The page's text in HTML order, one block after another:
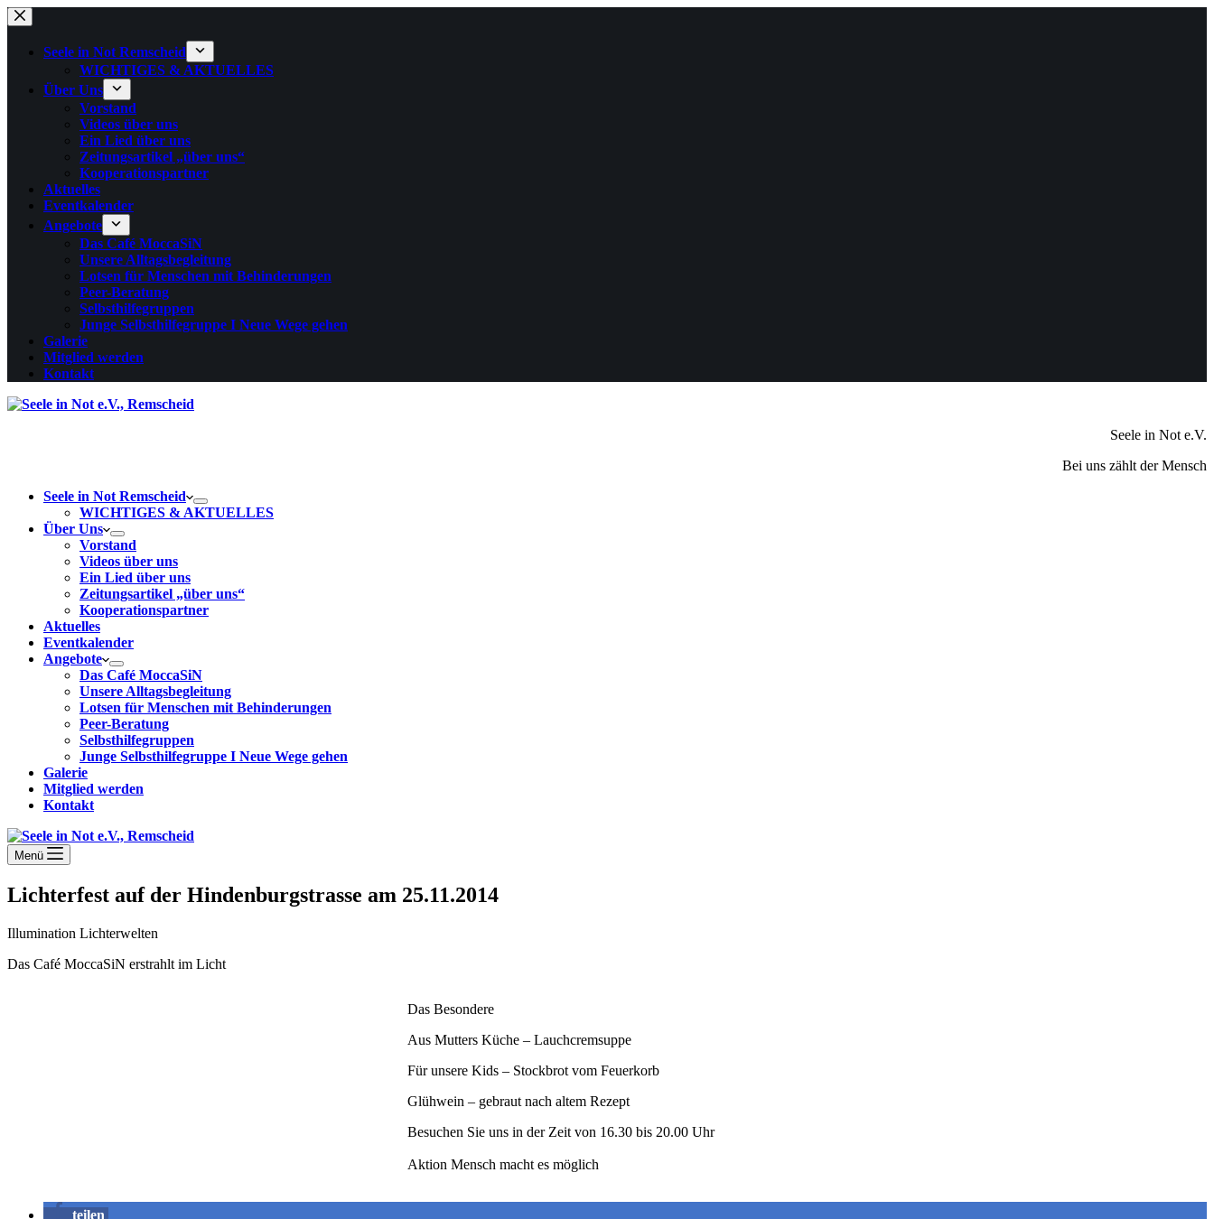
Zum
Inhalt
springenSeele in Not Remscheid
WICHTIGES & AKTUELLES
Über Uns
Vorstand
Videos über uns
Ein Lied über uns
Zeitungsartikel „über uns“
Kooperationspartner
Aktuelles
Eventkalender
Angebote
Das Café MoccaSiN
Unsere Alltagsbegleitung
Lotsen für Menschen mit Behinderungen
Peer-Beratung
Selbsthilfegruppen
Junge Selbsthilfegruppe I Neue Wege gehen
Galerie
Mitglied werden
Kontakt
Seele in Not e.V.
Bei uns zählt der Mensch
Seele in Not Remscheid
WICHTIGES & AKTUELLES
Über Uns
Vorstand
Videos über uns
Ein Lied über uns
Zeitungsartikel „über uns“
Kooperationspartner
Aktuelles
Eventkalender
Angebote
Das Café MoccaSiN
Unsere Alltagsbegleitung
Lotsen für Menschen mit Behinderungen
Peer-Beratung
Selbsthilfegruppen
Junge Selbsthilfegruppe I Neue Wege gehen
Galerie
Mitglied werden
Kontakt
Menü
Lichterfest auf der Hindenburgstrasse am 25.11.2014
Illumination Lichterwelten
Das Café MoccaSiN erstrahlt im Licht
Das Besondere
Aus Mutters Küche – Lauchcremsuppe
Für unsere Kids – Stockbrot vom Feuerkorb
Glühwein – gebraut nach altem Rezept
Besuchen Sie uns in der Zeit von 16.30 bis 20.00 Uhr
Aktion Mensch macht es möglich
teilen